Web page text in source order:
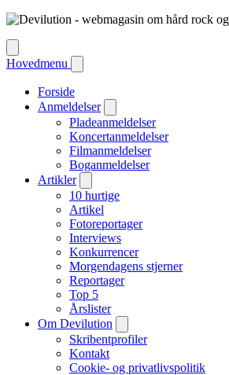
Hovedmenu
Forside
Anmeldelser
Pladeanmeldelser
Koncertanmeldelser
Filmanmeldelser
Boganmeldelser
Artikler
10 hurtige
Artikel
Fotoreportager
Interviews
Konkurrencer
Morgendagens stjerner
Reportager
Top 5
Årslister
Om Devilution
Skribentprofiler
Kontakt
Cookie- og privatlivspolitik